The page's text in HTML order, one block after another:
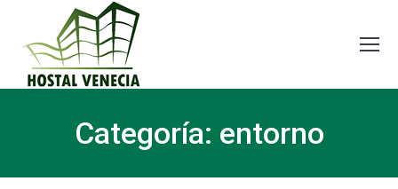
Categoría: entorno